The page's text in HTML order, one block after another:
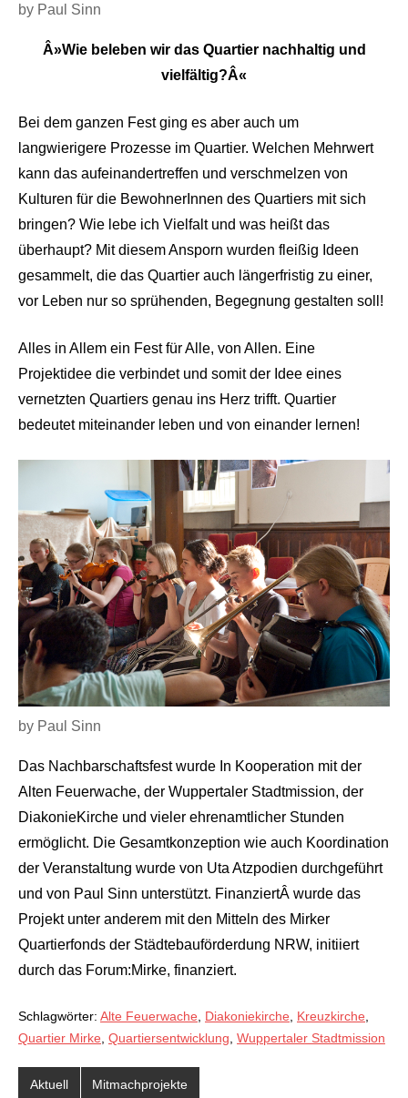
by Paul Sinn
Â»Wie beleben wir das Quartier nachhaltig und
vielfältig?Â«
Bei dem ganzen Fest ging es aber auch um
langwierigere Prozesse im Quartier. Welchen Mehrwert
kann das aufeinandertreffen und verschmelzen von
Kulturen für die BewohnerInnen des Quartiers mit sich
bringen? Wie lebe ich Vielfalt und was heißt das
überhaupt? Mit diesem Ansporn wurden fleißig Ideen
gesammelt, die das Quartier auch längerfristig zu einer,
vor Leben nur so sprühenden, Begegnung gestalten soll!
Alles in Allem ein Fest für Alle, von Allen. Eine
Projektidee die verbindet und somit der Idee eines
vernetzten Quartiers genau ins Herz trifft. Quartier
bedeutet miteinander leben und von einander lernen!
by Paul Sinn
Das Nachbarschaftsfest wurde In Kooperation mit der
Alten Feuerwache, der Wuppertaler Stadtmission, der
DiakonieKirche und vieler ehrenamtlicher Stunden
ermöglicht. Die Gesamtkonzeption wie auch Koordination
der Veranstaltung wurde von Uta Atzpodien durchgeführt
und von Paul Sinn unterstützt. FinanziertÂ wurde das
Projekt unter anderem mit den Mitteln des Mirker
Quartierfonds der Städtebauförderdung NRW, initiiert
durch das Forum:Mirke, finanziert.
Schlagwörter: Alte Feuerwache, Diakoniekirche, Kreuzkirche,
Quartier Mirke, Quartiersentwicklung, Wuppertaler Stadtmission
Aktuell Mitmachprojekte